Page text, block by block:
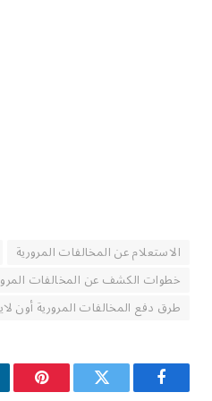
الاستعلام عن المخالفات المرورية
خطوات الكشف عن المخالفات المرورية
طرق دفع المخالفات المرورية أون
فيسبوك تويتر